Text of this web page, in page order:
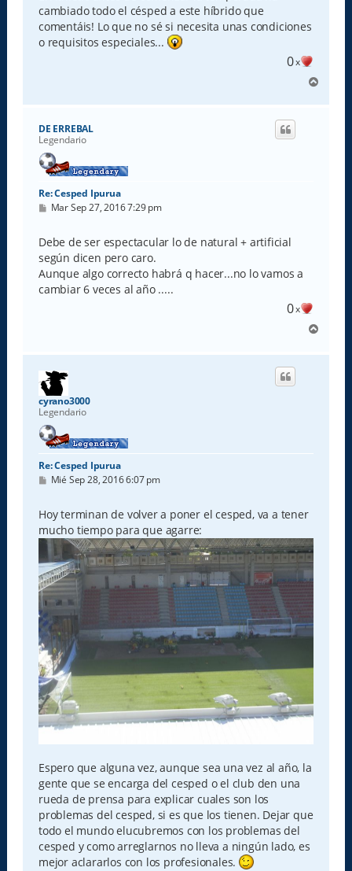
cambiado todo el césped a este híbrido que
comentáis! Lo que no sé si necesita unas condiciones
o requisitos especiales...
0x
r
DE ERREBAL
Legendario
Re: Cesped Ipurua
M
s
a
j
e
Mar Sep 27, 2016 7:29 pm
Debe de ser espectacular lo de natural + artificial
según dicen pero caro.
Aunque algo correcto habrá q hacer...no lo vamos a
cambiar 6 veces al año .....
0x
r
cyrano3000
Legendario
Re: Cesped Ipurua
M
s
a
j
e
Mié Sep 28, 2016 6:07 pm
Hoy terminan de volver a poner el cesped, va a tener
mucho tiempo para que agarre:
Espero que alguna vez, aunque sea una vez al año, la
gente que se encarga del cesped o el club den una
rueda de prensa para explicar cuales son los
problemas del cesped, si es que los tienen. Dejar que
todo el mundo elucubremos con los problemas del
cesped y como arreglarnos no lleva a ningún lado, es
mejor aclararlos con los profesionales.